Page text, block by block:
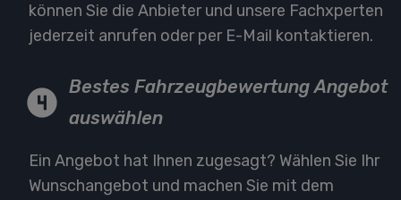
können Sie die Anbieter und unsere Fachxperten
jederzeit anrufen oder per E-Mail kontaktieren.
Bestes Fahrzeugbewertung Angebot
auswählen
Ein Angebot hat Ihnen zugesagt? Wählen Sie Ihr
Wunschangebot und machen Sie mit dem